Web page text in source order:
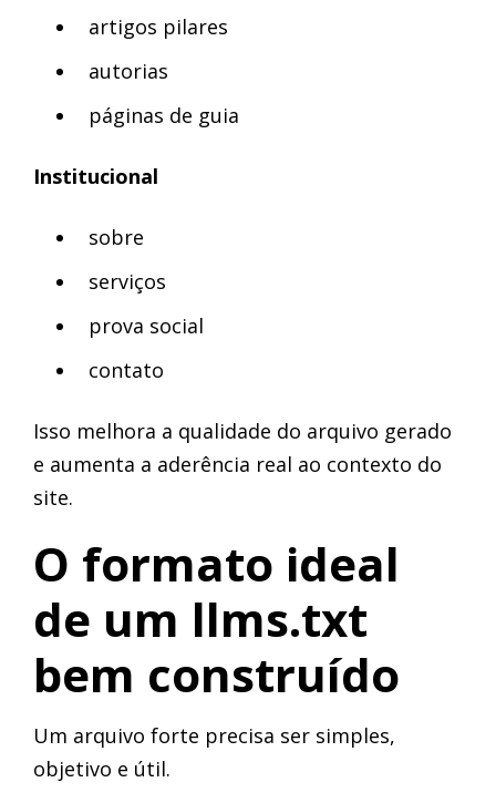
artigos pilares
autorias
páginas de guia
Institucional
sobre
serviços
prova social
contato
Isso melhora a qualidade do arquivo gerado
e aumenta a aderência real ao contexto do
site.
O formato ideal
de um llms.txt
bem construído
Um arquivo forte precisa ser simples,
objetivo e útil.